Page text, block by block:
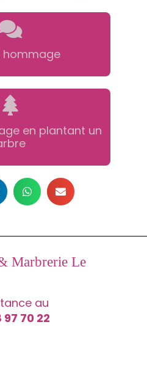
hommage
en plantant un
Marbrerie Le
au
97 70 22